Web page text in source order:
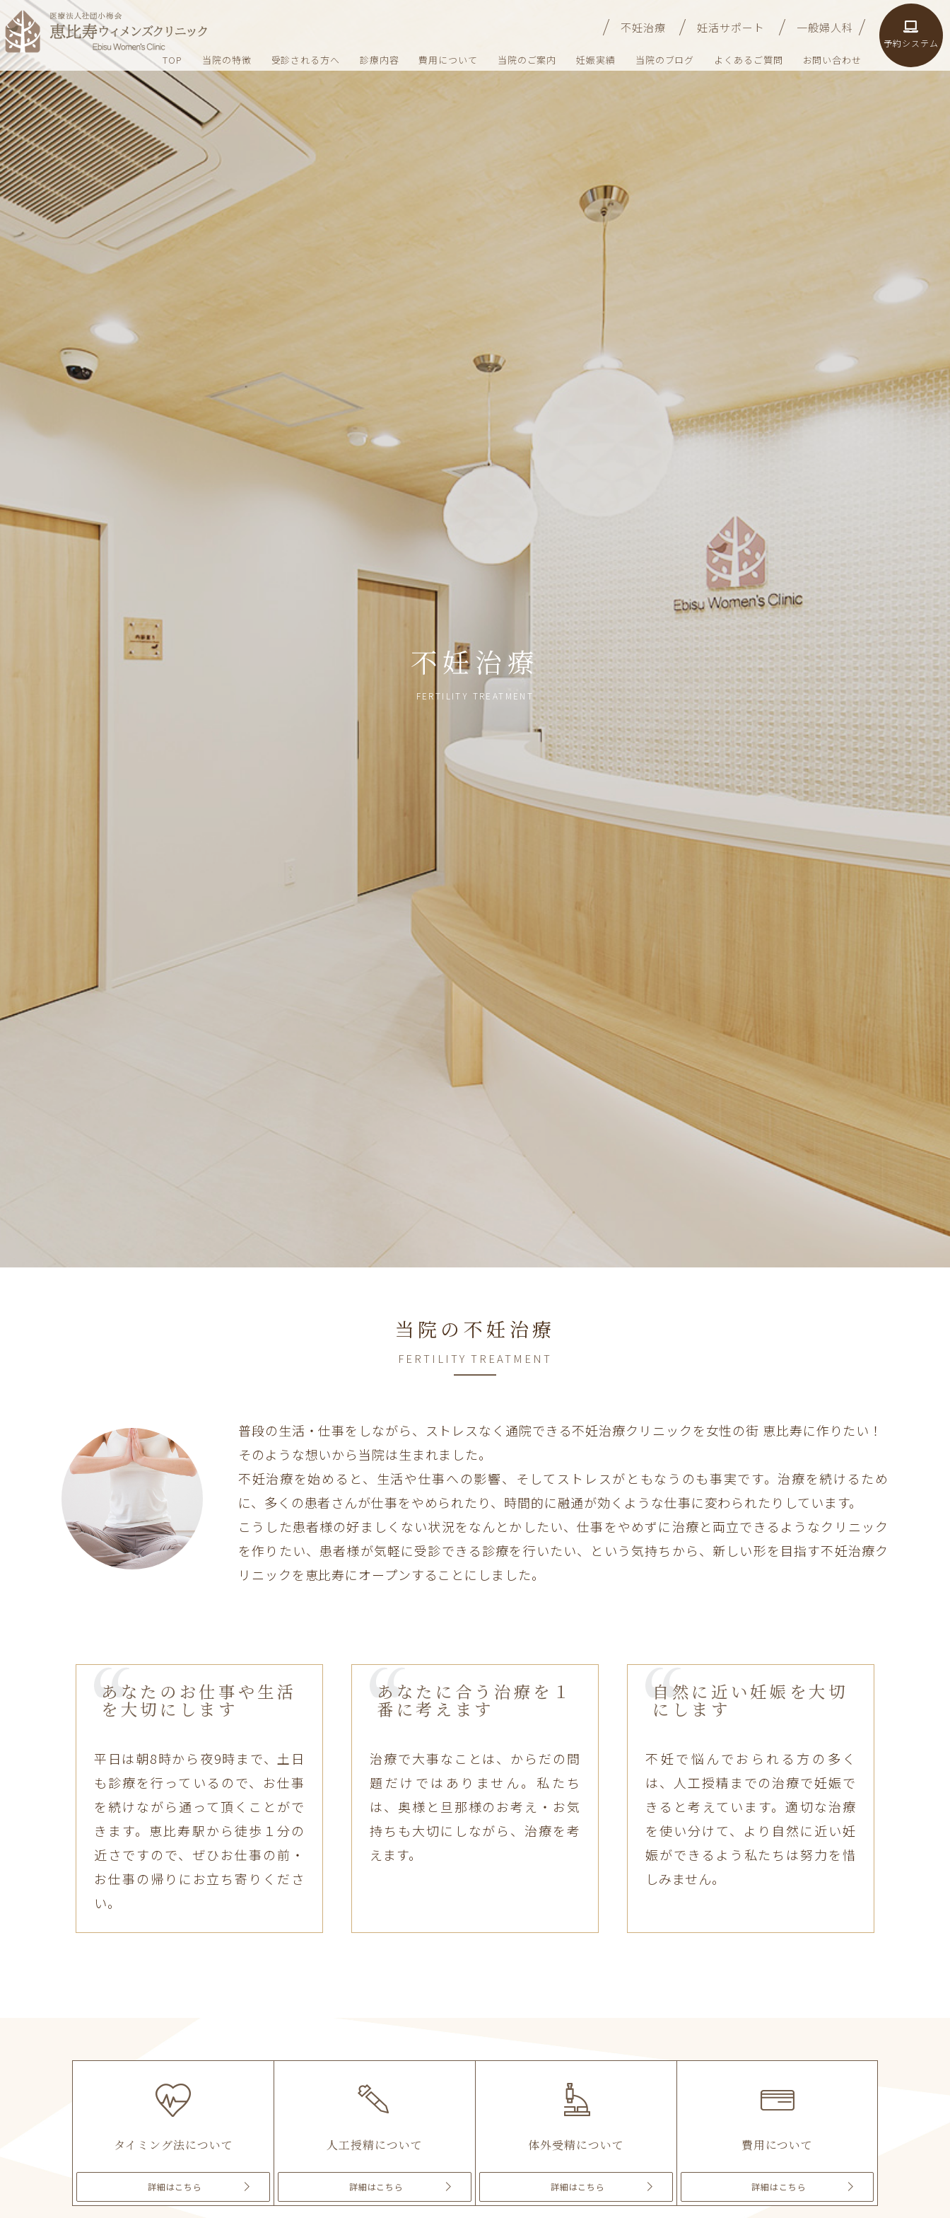
不妊治療 妊活サポート 一般婦人科
TOP 当院の特徴 受診される方へ 診療内容 費用について 当院のご案内 妊娠実績 当院のブログ よくあるご質問 お問い合わせ
予約システム
不妊治療
FERTILITY TREATMENT
当院の不妊治療
FERTILITY TREATMENT
普段の生活・仕事をしながら、ストレスなく通院できる不妊治療クリニックを女性の街 恵比寿に作りたい！
そのような想いから当院は生まれました。
不妊治療を始めると、生活や仕事への影響、そしてストレスがともなうのも事実です。治療を続けるため
に、多くの患者さんが仕事をやめられたり、時間的に融通が効くような仕事に変わられたりしています。
こうした患者様の好ましくない状況をなんとかしたい、仕事をやめずに治療と両立できるようなクリニック
を作りたい、患者様が気軽に受診できる診療を行いたい、という気持ちから、新しい形を目指す不妊治療ク
リニックを恵比寿にオープンすることにしました。
あなたのお仕事や生活
を大切にします
平日は朝8時から夜9時まで、土日
も診療を行っているので、お仕事
を続けながら通って頂くことがで
きます。恵比寿駅から徒歩１分の
近さですので、ぜひお仕事の前・
お仕事の帰りにお立ち寄りくださ
い。
あなたに合う治療を１
番に考えます
治療で大事なことは、からだの問
題だけではありません。私たち
は、奥様と旦那様のお考え・お気
持ちも大切にしながら、治療を考
えます。
自然に近い妊娠を大切
にします
不妊で悩んでおられる方の多く
は、人工授精までの治療で妊娠で
きると考えています。適切な治療
を使い分けて、より自然に近い妊
娠ができるよう私たちは努力を惜
しみません。
タイミング法について
詳細はこちら
人工授精について
詳細はこちら
体外受精について
詳細はこちら
費用について
詳細はこちら